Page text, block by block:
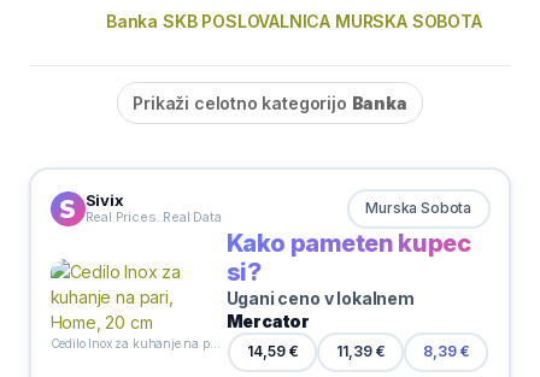
Banka SKB POSLOVALNICA MURSKA SOBOTA
Prikaži celotno kategorijo Banka
Sivix
Real Prices. Real Data Murska Sobota
Cedilo Inox za kuhanje na pari, Home, 20 cm
Kako pameten kupec
si?
Ugani ceno v lokalnem
Mercator
14,59 € 11,39 € 8,39 €